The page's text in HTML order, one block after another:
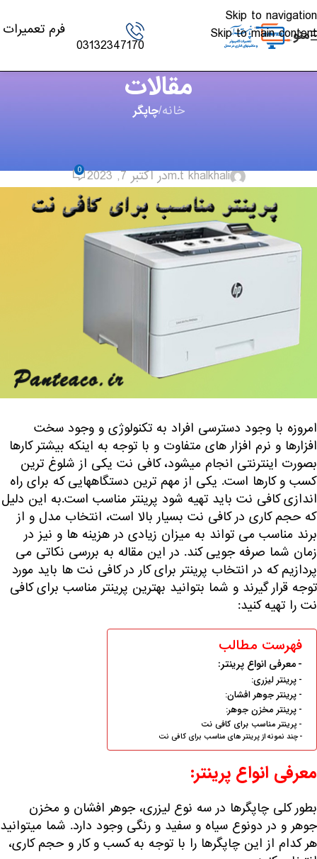
Skip to navigation
Skip to main content
منو
03132347170
فرم تعمیرات
مقالات
خانه/چاپگر
m.t khalkhaliدر اکتبر 7, 2023 0
امروزه با وجود دسترسی افراد به تکنولوژی و وجود سخت
افزارها و نرم افزار های متفاوت و با توجه به اینکه بیشتر کارها
بصورت اینترنتی انجام میشود، کافی نت یکی از شلوغ ترین
کسب و کارها است. یکی از مهم ترین دستگاههایی که برای راه
اندازی کافی نت باید تهیه شود پرینتر مناسب است.به این دلیل
که حجم کاری در کافی نت بسیار بالا است، انتخاب مدل و از
برند مناسب می تواند به میزان زیادی در هزینه ها و نیز در
زمان شما صرفه جویی کند. در این مقاله به بررسی نکاتی می
پردازیم که در انتخاب پرینتر برای کار در کافی نت ها باید مورد
توجه قرار گیرند و شما بتوانید بهترین پرینتر مناسب برای کافی
نت را تهیه کنید:
فهرست مطالب
معرفی انواع پرینتر:
پرینتر لیزری:
پرینتر جوهر افشان:
پرینتر مخزن جوهر:
پرینتر مناسب برای کافی نت
چند نمونه از پرینتر های مناسب برای کافی نت
معرفی انواع پرینتر:
بطور کلی چاپگرها در سه نوع لیزری، جوهر افشان و مخزن
جوهر و در دونوع سیاه و سفید و رنگی وجود دارد. شما میتوانید
هر کدام از این چاپگرها را با توجه به کسب و کار و حجم کاری،